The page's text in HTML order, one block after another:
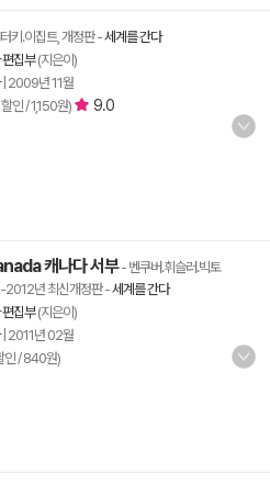
키.이집트, 개정판-세계를 간다
집부(지은이)
| 2009년 11월
인 / 1,150원)
9.0
캐나다 서부- 벤쿠버.휘슬러.빅토
2012년 최신개정판-세계를 간다
집부(지은이)
| 2011년 02월
인 / 840원)